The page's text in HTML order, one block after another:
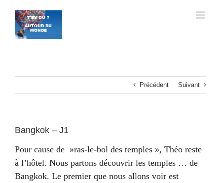
contenu
Précédent Suivant
Bangkok – J1
Pour cause de »ras-le-bol des temples », Théo reste
à l’hôtel. Nous partons découvrir les temples … de
Bangkok. Le premier que nous allons voir est